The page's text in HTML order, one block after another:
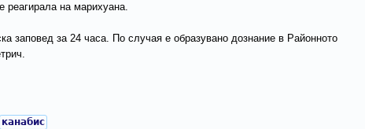
реагирала на марихуана.
заповед за 24 часа. По случая е образувано дознание в Районното
канабис